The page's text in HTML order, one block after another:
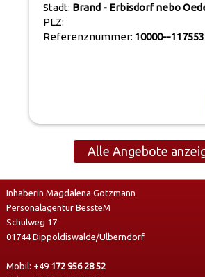
Stadt: Brand - Erbisdorf nebo
PLZ:
Referenznummer: 10000--
Alle Angebote
Inhaberin Magdalena Gotzmann
Personalagentur BessteM
Schulweg 17
01744 Dippoldiswalde/Ulberndorf
Mobil: +49 172 956 28 52